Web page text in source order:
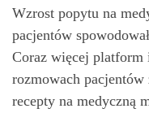
Wzrost popytu na
pacjentów
Coraz więcej
rozmowach
recepty na medyczną